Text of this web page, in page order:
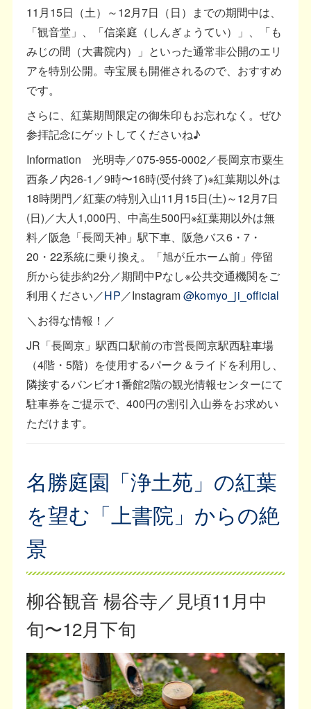
11月15日（土）～12月7日（日）までの期間中は、
「観音堂」、「信楽庭（しんぎょうてい）」、「も
みじの間（大書院内）」といった通常非公開のエリ
アを特別公開。寺宝展も開催されるので、おすすめ
です。
さらに、紅葉期間限定の御朱印もお忘れなく。ぜひ
参拝記念にゲットしてくださいね♪
Information 光明寺／075-955-0002／長岡京市粟生
西条ノ内26-1／9時〜16時(受付終了)※紅葉期以外は
18時閉門／紅葉の特別入山11月15日(土)～12月7日
(日)／大人1,000円、中高生500円※紅葉期以外は無
料／阪急「長岡天神」駅下車、阪急バス6・7・
20・22系統に乗り換え。「旭が丘ホーム前」停留
所から徒歩約2分／期間中Pなし※公共交通機関をご
利用ください／HP／Instagram@komyo_ji_official
＼お得な情報！／
JR「長岡京」駅西口駅前の市営長岡京駅西駐車場
（4階・5階）を使用するパーク＆ライドを利用し、
隣接するバンビオ1番館2階の観光情報センターにて
駐車券をご提示で、400円の割引入山券をお求めい
ただけます。
名勝庭園「浄土苑」の紅葉
を望む「上書院」からの絶
景
柳谷観音 楊谷寺／見頃11月中
旬〜12月下旬